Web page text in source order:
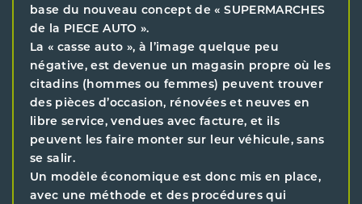
base du nouveau concept de « SUPERMARCHES
de la PIECE AUTO ».
La « casse auto », à l’image quelque peu
négative, est devenue un magasin propre où les
citadins (hommes ou femmes) peuvent trouver
des pièces d’occasion, rénovées et neuves en
libre service, vendues avec facture, et ils
peuvent les faire monter sur leur véhicule, sans
se salir.
Un modèle économique est donc mis en place,
avec une méthode et des procédures qui